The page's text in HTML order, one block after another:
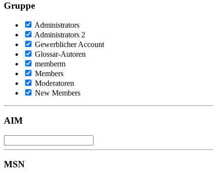
Gruppe
Administrators
Administrators 2
Gewerblicher Account
Glossar-Autoren
memberm
Members
Moderatoren
New Members
AIM
MSN